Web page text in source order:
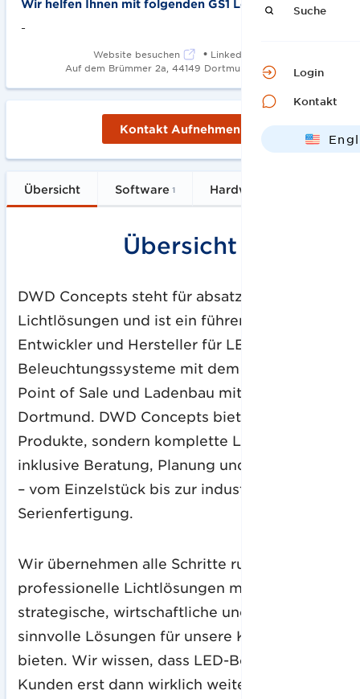
Suche
Login
Kontakt
Übersicht Software 1 Hardware
Übersicht
DWD Concepts steht für absatzfördernde
Lichtlösungen und ist ein führender
Entwickler und Hersteller für LED-
Beleuchtungssysteme mit dem Schwerpunkt
Point of Sale und Ladenbau mit Sitz in
Dortmund. DWD Concepts bietet nicht nur
Produkte, sondern komplette Lösungen,
inklusive Beratung, Planung und Umsetzung
– vom Einzelstück bis zur industriellen
Serienfertigung.
Wir übernehmen alle Schritte rund um
professionelle Lichtlösungen mit dem Ziel
strategische, wirtschaftliche und langfristig
sinnvolle Lösungen für unsere Kunden zu
bieten. Wir wissen, dass LED-Beleuchtung
Kunden erst dann wirklich weiterbringt, wenn
Wir helfen Ihnen mit folgenden GS1 Lösungen:
-
Website besuchen • LinkedIn
Auf dem Brümmer 2a, 44149 Dortmund
• 2006
Kontakt Aufnehmen